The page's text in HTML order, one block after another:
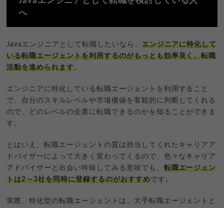
へ
Javaエンジニアとして転職したいなら、 エンジニアに特化して
いる転職エージェントを利用するのがもっとも効率良く、転職
活動を進められます。
エンジニアに特化している転職エージェントを利用すること
で、自分のスキルレベルや市場価値を客観的に判断してくれる
ので、どのレベルの企業に転職できるのかを知ることができま
す。
とはいえ、転職エージェントの質は担当してくれたキャリアア
ドバイザーによって大きく変わってくるので、色々なキャリア
アドバイザーと出会い吟味してみる意味でも、 転職エージェン
トは2～3社を同時に登録するのがおすすめです。
実際、特化型の転職エージェントは、大手転職エージェントと